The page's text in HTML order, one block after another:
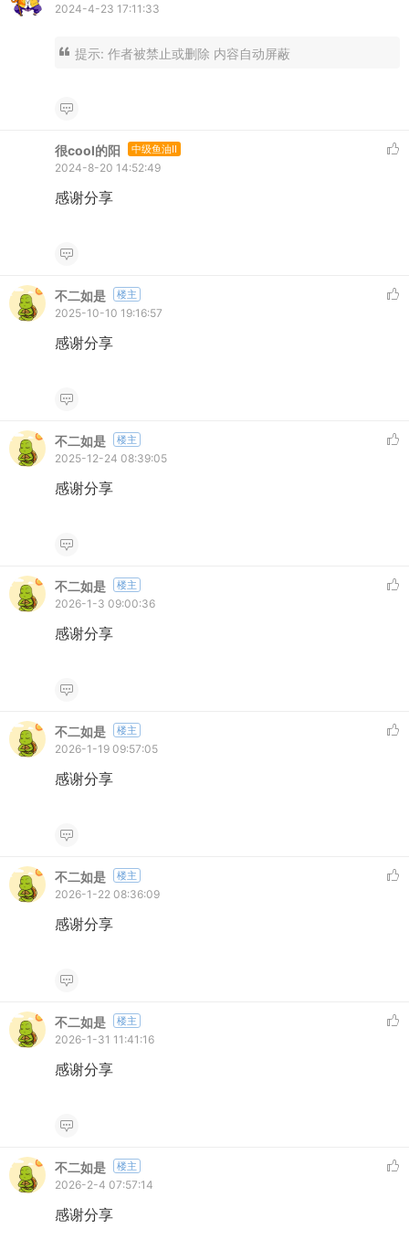
2024-4-23 17:11:33
提示: 作者被禁止或删除 内容自动屏蔽
很cool的阳 中级鱼油II
2024-8-20 14:52:49
感谢分享
不二如是 楼主
2025-10-10 19:16:57
感谢分享
不二如是 楼主
2025-12-24 08:39:05
感谢分享
不二如是 楼主
2026-1-3 09:00:36
感谢分享
不二如是 楼主
2026-1-19 09:57:05
感谢分享
不二如是 楼主
2026-1-22 08:36:09
感谢分享
不二如是 楼主
2026-1-31 11:41:16
感谢分享
不二如是 楼主
2026-2-4 07:57:14
感谢分享